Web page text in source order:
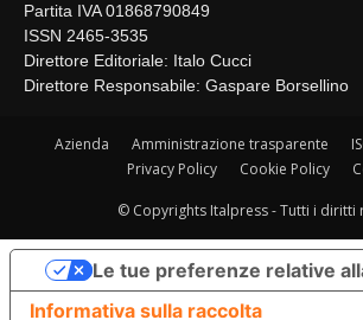
Partita IVA 01868790849
ISSN 2465-3535
Direttore Editoriale: Italo Cucci
Direttore Responsabile: Gaspare Borsellino
Azienda Amministrazione trasparente
Privacy Policy
Cookie Policy
© Copyrights Italpress - Tutti i diritti
Informativa sulla raccolta
Le tue preferenze relative